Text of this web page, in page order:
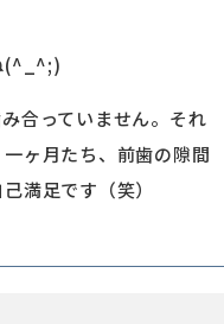
(^_^;)
合っていません。それ
ヶ月たち、前歯の隙間
満足です（笑）